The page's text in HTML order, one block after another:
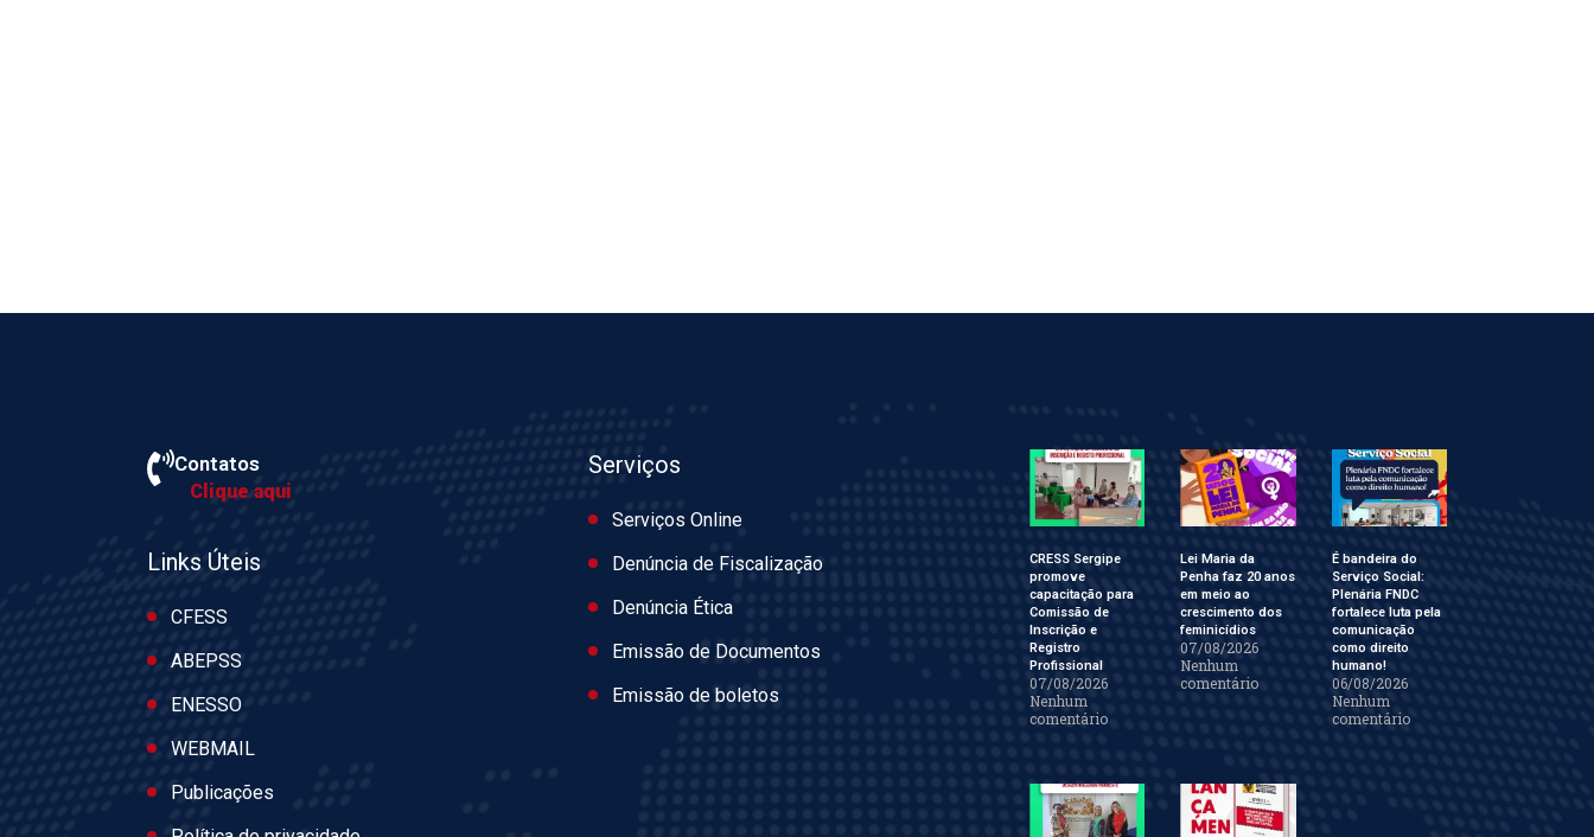
Contatos
Clique aqui
Links Úteis
CFESS
ABEPSS
ENESSO
WEBMAIL
Publicações
Serviços
Serviços Online
Denúncia de Fiscalização
Denúncia Ética
Emissão de Documentos
Emissão de boletos
CRESS Sergipe
promove
capacitação para
Comissão de
Inscrição e
Registro
Profissional
07/08/2026
Nenhum
comentário
Lei Maria da
Penha faz 20 anos
em meio ao
crescimento dos
feminicídios
07/08/2026
Nenhum
comentário
É bandeira do
Serviço Social:
Plenária FNDC
fortalece luta pela
comunicação
como direito
humano!
06/08/2026
Nenhum
comentário